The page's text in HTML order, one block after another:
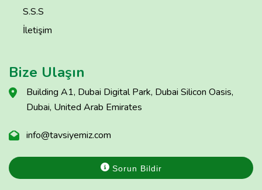
S.S.S
İletişim
Bize Ulaşın
Building A1, Dubai Digital Park, Dubai Silicon Oasis,
Dubai, United Arab Emirates
info@tavsiyemiz.com
Sorun Bildir